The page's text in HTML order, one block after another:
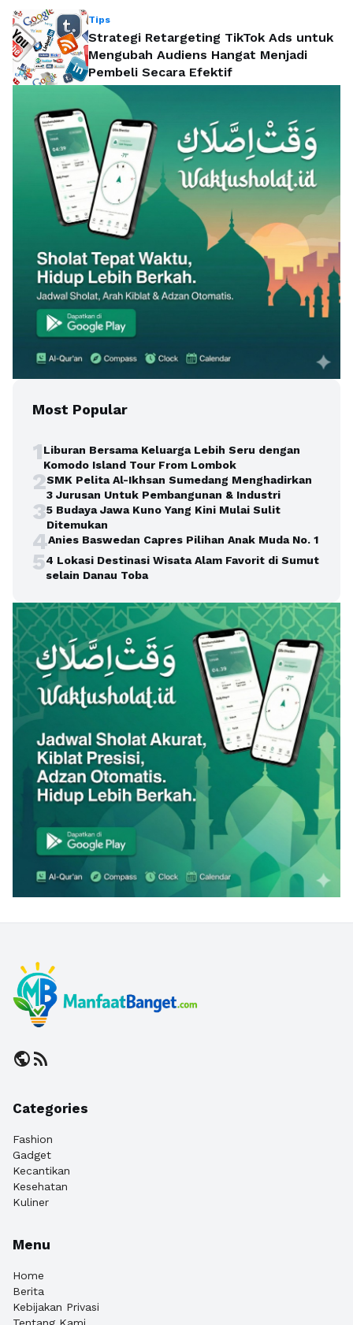
Tips
Strategi Retargeting TikTok Ads untuk
Mengubah Audiens Hangat Menjadi
Pembeli Secara Efektif
Most Popular
1Liburan Bersama Keluarga Lebih Seru dengan
Komodo Island Tour From Lombok
2SMK Pelita Al-Ikhsan Sumedang Menghadirkan
3 Jurusan Untuk Pembangunan & Industri
35 Budaya Jawa Kuno Yang Kini Mulai Sulit
Ditemukan
4Anies Baswedan Capres Pilihan Anak Muda No. 1
54 Lokasi Destinasi Wisata Alam Favorit di Sumut
selain Danau Toba
publicrss_feed
Categories
Fashion
Gadget
Kecantikan
Kesehatan
Kuliner
Menu
Home
Berita
Kebijakan Privasi